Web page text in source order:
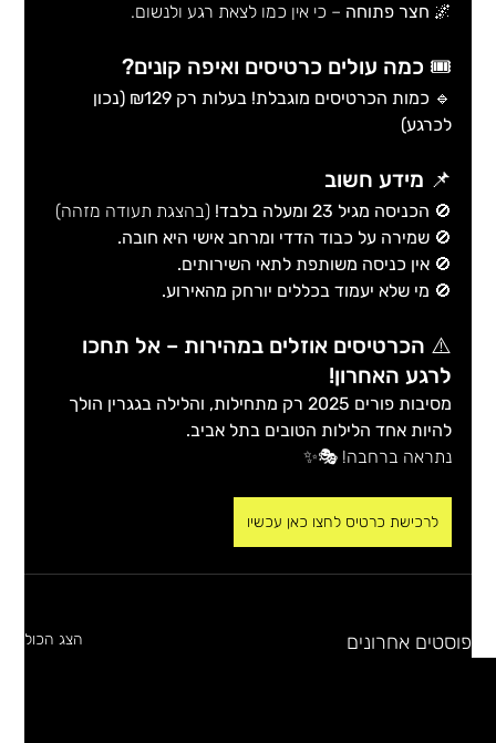
🌌 חצר פתוחה – כי אין כמו לצאת רגע ולנשום.
🎟️ כמה עולים כרטיסים ואיפה קונים?
🔹
כמות הכרטיסים מוגבלת! בעלות רק ₪129 (נכון
לכרגע)
📌 מידע חשוב
🚫 הכניסה מגיל 23 ומעלה בלבד!
(בהצגת תעודה מזהה)
🚫 שמירה על כבוד הדדי ומרחב אישי היא חובה.
🚫 אין כניסה משותפת לתאי השירותים.
🚫 מי שלא יעמוד בכללים יורחק מהאירוע.
⚠️ הכרטיסים אוזלים במהירות – אל תחכו
לרגע האחרון!
מסיבות פורים 2025 רק מתחילות, והלילה בגגרין הולך
להיות אחד הלילות הטובים בתל אביב.
נתראה ברחבה! 🎭✨
לרכישת כרטיס לחצו כאן עכשיו
פוסטים אחרונים הצג הכול